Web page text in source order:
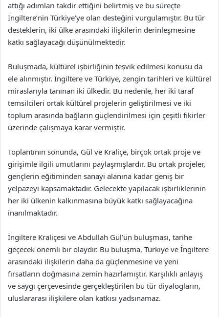
attığı adımları takdir ettiğini belirtmiş ve bu süreçte
İngiltere’nin Türkiye’ye olan desteğini vurgulamıştır. Bu tür
desteklerin, iki ülke arasındaki ilişkilerin derinleşmesine
katkı sağlayacağı düşünülmektedir.
Buluşmada, kültürel işbirliğinin teşvik edilmesi konusu da
ele alınmıştır. İngiltere ve Türkiye, zengin tarihleri ve kültürel
miraslarıyla tanınan iki ülkedir. Bu nedenle, her iki taraf
temsilcileri ortak kültürel projelerin geliştirilmesi ve iki
toplum arasında bağların güçlendirilmesi için çeşitli fikirler
üzerinde çalışmaya karar vermiştir.
Toplantının sonunda, Gül ve Kraliçe, birçok ortak proje ve
girişimle ilgili umutlarını paylaşmışlardır. Bu ortak projeler,
gençlerin eğitiminden sanayi alanına kadar geniş bir
yelpazeyi kapsamaktadır. Gelecekte yapılacak işbirliklerinin
her iki ülkenin kalkınmasına büyük katkı sağlayacağına
inanılmaktadır.
İngiltere Kraliçesi ve Abdullah Gül’ün buluşması, tarihe
geçecek önemli bir olaydır. Bu buluşma, Türkiye ve İngiltere
arasındaki ilişkilerin daha da güçlenmesine ve yeni
fırsatların doğmasına zemin hazırlamıştır. Karşılıklı anlayış
ve saygı çerçevesinde gerçekleştirilen bu tür diyalogların,
uluslararası ilişkilere olan katkısı yadsınamaz.